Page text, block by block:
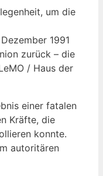
um die
1991
zurück – die
/ Haus der
einer fatalen
Kräfte, die
konnte.
autoritären